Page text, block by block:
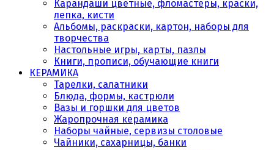
Карандаши цветные, фломастеры, краски,
лепка, кисти
Альбомы, раскраски, картон, наборы для
творчества
Настольные игры, карты, пазлы
Книги, прописи, обучающие книги
КЕРАМИКА
Тарелки, салатники
Блюда, формы, кастрюли
Вазы и горшки для цветов
Жаропрочная керамика
Наборы чайные, сервизы столовые
Чайники, сахарницы, банки